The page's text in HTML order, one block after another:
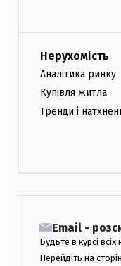
Нерухомість
Аналітика ринку
Купівля житла
Тренди і
Email -
Будьте в курсі
Перейдіть на